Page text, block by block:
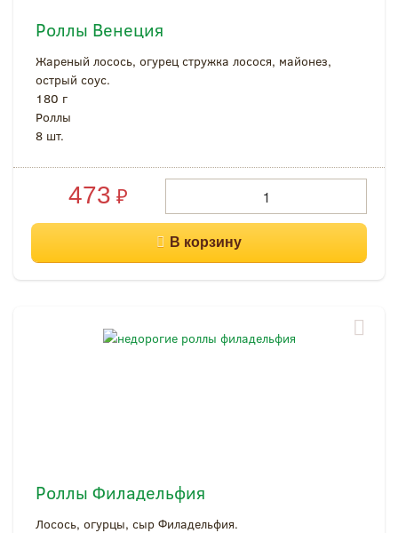
Роллы Венеция
Жареный лосось, огурец стружка лосося, майонез,
острый соус.
180 г
Роллы
8 шт.
473 ₽
Роллы Филадельфия
Лосось, огурцы, сыр Филадельфия.